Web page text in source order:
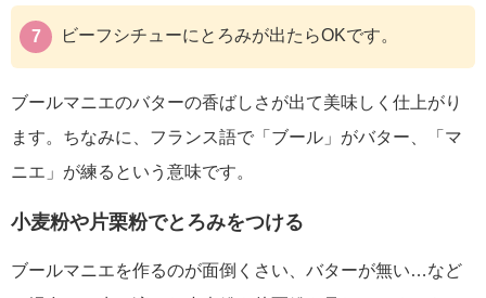
ビーフシチューにとろみが出たらOKです。
ブールマニエのバターの香ばしさが出て美味しく仕上がり
ます。ちなみに、フランス語で「ブール」がバター、「マ
ニエ」が練るという意味です。
小麦粉や片栗粉でとろみをつける
ブールマニエを作るのが面倒くさい、バターが無い…など